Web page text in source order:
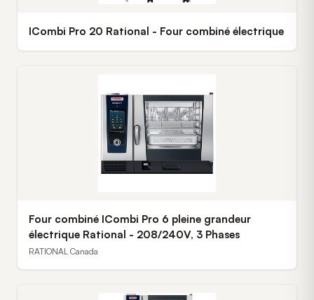
ICombi Pro 20 Rational - Four combiné électrique
Four combiné ICombi Pro 6 pleine grandeur
électrique Rational - 208/240V, 3 Phases
RATIONAL Canada